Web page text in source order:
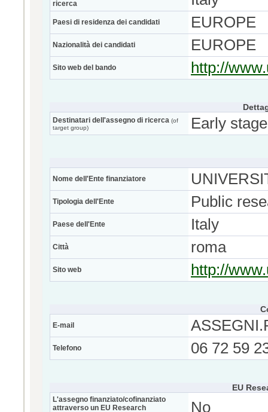
ricerca
Paesi di residenza dei candidati EUROPE
Nazionalità dei candidati EUROPE
Sito web del bando http://
Destinatari dell'assegno di ricerca (of
target group)
Early
Nome dell'Ente finanziatore
Tipologia dell'Ente Public
Paese dell'Ente Italy
Città roma
Sito web http://
E-mail
Telefono 06 72 59
EU
L'assegno finanziato/cofinanziato
attraverso un EU Research
No